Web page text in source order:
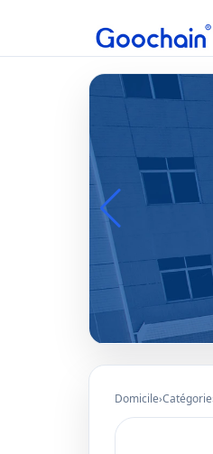
Domicile›Catégorie